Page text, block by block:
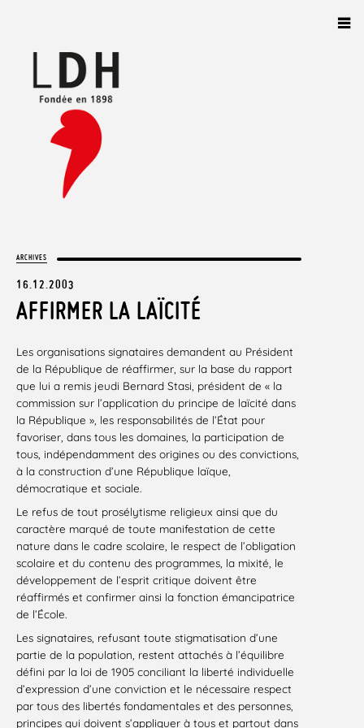
ARCHIVES
16.12.2003
AFFIRMER LA LAÏCITÉ
Les organisations signataires demandent au Président
de la République de réaffirmer, sur la base du rapport
que lui a remis jeudi Bernard Stasi, président de « la
commission sur l’application du principe de laïcité dans
la République », les responsabilités de l’État pour
favoriser, dans tous les domaines, la participation de
tous, indépendamment des origines ou des convictions,
à la construction d’une République laïque,
démocratique et sociale.
Le refus de tout prosélytisme religieux ainsi que du
caractère marqué de toute manifestation de cette
nature dans le cadre scolaire, le respect de l’obligation
scolaire et du contenu des programmes, la mixité, le
développement de l’esprit critique doivent être
réaffirmés et confirmer ainsi la fonction émancipatrice
de l’École.
Les signataires, refusant toute stigmatisation d’une
partie de la population, restent attachés à l’équilibre
défini par la loi de 1905 conciliant la liberté individuelle
d’expression d’une conviction et le nécessaire respect
par tous des libertés fondamentales et des personnes,
principes qui doivent s’appliquer à tous et partout dans